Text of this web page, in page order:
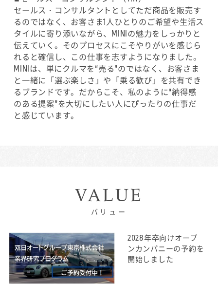
なのか、買い替えた方が良いのか、一概には言えま
せんが、修理の費用なども想定することができます
から、それは営業としてのアドバンテージですね。
≪より誠実な提案ができるのが、当社の強みだと思
います≫
新人の頃にサポートしてもらった話をしましたが、
お店がひとつのチームだと思っています。全体に目
配りしてくれる方がいる環境です。それはお客様と
うです。BMWのような高級車のディーラーの中でも
長くお付き合いしている優良なお客様が多いのでは
≪お客様との関係は、販売した後がスタートだと思
っています≫
もちろん営業ですから、一年間の目標があります。
昨年よりも今年は大幅に目標も伸ばしています。そ
セールス・コンサルタントとしてただ商品を販売す
るのではなく、お客さま1人ひとりのご希望や生活ス
タイルに寄り添いながら、MINIの魅力をしっかりと
伝えていく。そのプロセスにこそやりがいを感じら
れると確信し、この仕事を志すようになりました。
MINIは、単にクルマを“売る”のではなく、お客さま
と一緒に「選ぶ楽しさ」や「乗る歓び」を共有でき
るブランドです。だからこそ、私のように“納得感
のある提案”を大切にしたい人にぴったりの仕事だ
と感じています。
ませんが、実際に働いてみて感じるのは「風通しの
良い、温かい環境」だということです。ぜひ一度、
で感じてみてください。
きっと入社への不安も払拭されると思います。
■プロダクト・ジーニアス（Y.K）
ジーニアスを志望した理由は、「商品を売る」とい
VALUE
バリュー
2028年卒向けオープ
ンカンパニーの予約を
開始しました